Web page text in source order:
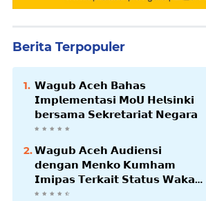
Berita Terpopuler
𝗪𝗮𝗴𝘂𝗯 𝗔𝗰𝗲𝗵 𝗕𝗮𝗵𝗮𝘀
𝗜𝗺𝗽𝗹𝗲𝗺𝗲𝗻𝘁𝗮𝘀𝗶 𝗠𝗼𝗨 𝗛𝗲𝗹𝘀𝗶𝗻𝗸𝗶
𝗯𝗲𝗿𝘀𝗮𝗺𝗮 𝗦𝗲𝗸𝗿𝗲𝘁𝗮𝗿𝗶𝗮𝘁 𝗡𝗲𝗴𝗮𝗿𝗮
𝗪𝗮𝗴𝘂𝗯 𝗔𝗰𝗲𝗵 𝗔𝘂𝗱𝗶𝗲𝗻𝘀𝗶
𝗱𝗲𝗻𝗴𝗮𝗻 𝗠𝗲𝗻𝗸𝗼 𝗞𝘂𝗺𝗵𝗮𝗺
𝗜𝗺𝗶𝗽𝗮𝘀 𝗧𝗲𝗿𝗸𝗮𝗶𝘁 𝗦𝘁𝗮𝘁𝘂𝘀 𝗪𝗮𝗸𝗮𝗳
𝗕𝗹𝗮𝗻𝗴𝗽𝗮𝗱𝗮𝗻𝗴